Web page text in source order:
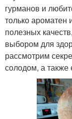
гурманов и
только ароматен
полезных
выбором для
рассмотрим
солодом, а также